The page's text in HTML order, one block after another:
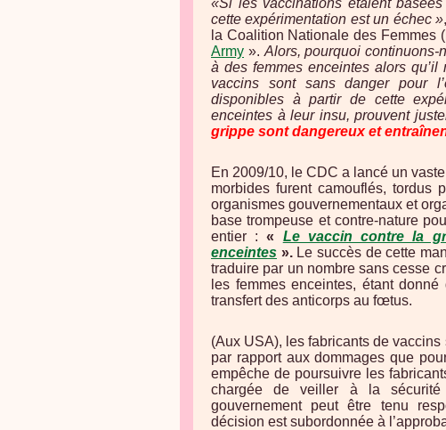
«Si les vaccinations étaient
cette expérimentation est un échec »
la Coalition Nationale des Femmes
Army ». Alors, pourquoi continuons-
à des femmes enceintes alors qu’il
vaccins sont sans danger pour
disponibles à partir de cette
enceintes à leur insu, prouvent
grippe sont dangereux et
En 2009/10, le CDC a lancé un
morbides furent camouflés, tordus
organismes gouvernementaux et
base trompeuse et contre-nature
entier :« Le vaccin contre la
enceintes ».Le succès de cette
traduire par un nombre sans cesse
les femmes enceintes, étant
transfert des anticorps au fœtus.
(Aux USA), les fabricants de
par rapport aux dommages que
empêche de poursuivre les
chargée de veiller à la sécurité
gouvernement peut être tenu
décision est subordonnée à